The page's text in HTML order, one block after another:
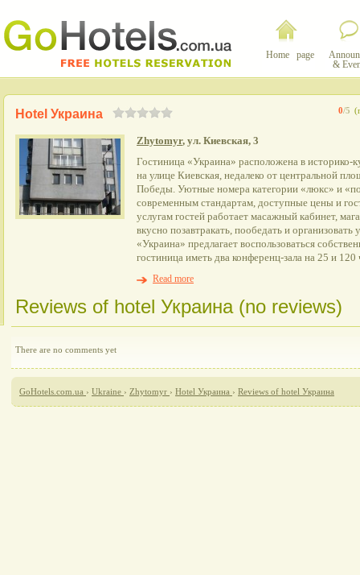
Home page
&
0/5
Hotel Украина
Zhytomyr, ул. Киевская, 3
Гостиница «Украина» расположена в историко-
на улице Киевская, недалеко от центральной
Победы. Уютные номера категории «люкс» и
современным стандартам, доступные цены и
услугам гостей работает масажный кабинет,
вкусно позавтракать, пообедать и организовать
«Украина» предлагает воспользоваться
гостиница иметь два конференц-зала на 25 и 120
Read more
Reviews of hotel Украина (no reviews)
There are no comments yet
GoHotels.com.ua › Ukraine › Zhytomyr › Hotel Украина › Reviews of hotel Украина